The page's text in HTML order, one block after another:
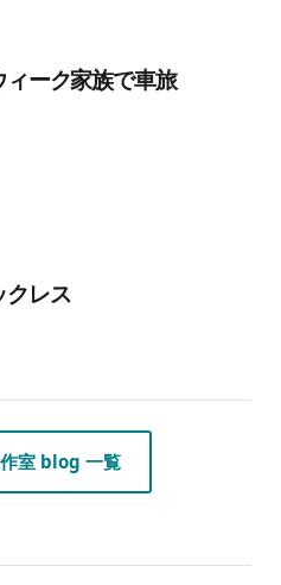
ィーク家族で車旅
クレス
室 blog 一覧